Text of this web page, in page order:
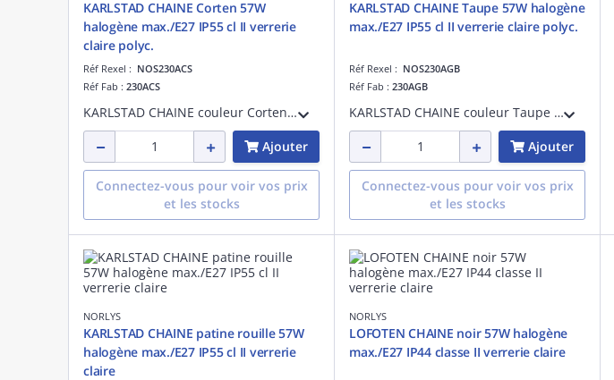
KARLSTAD CHAINE Corten 57W
halogène max./E27 IP55 cl II verrerie
claire polyc.
Réf Rexel : NOS230ACS
Réf Fab : 230ACS
KARLSTAD CHAINE couleur Corten Steel 57W halogène max./E27 IP55 classe II verrerie claire polycarbonate
Ajouter
Connectez-vous pour voir vos prix
et les stocks
KARLSTAD CHAINE Taupe 57W halogène
max./E27 IP55 cl II verrerie claire polyc.
Réf Rexel : NOS230AGB
Réf Fab : 230AGB
KARLSTAD CHAINE couleur Taupe Secrète 57W halogène max./E27 IP55 classe II verrerie claire polycarbonate
Ajouter
Connectez-vous pour voir vos prix
et les stocks
NORLYS
KARLSTAD CHAINE patine rouille 57W
halogène max./E27 IP55 cl II verrerie
claire
NORLYS
LOFOTEN CHAINE noir 57W halogène
max./E27 IP44 classe II verrerie claire